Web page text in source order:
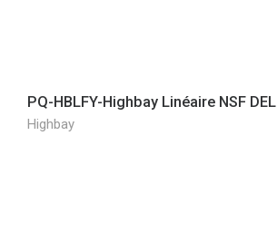
PQ-HBLFY-Highbay Linéaire NSF DEL
Highbay